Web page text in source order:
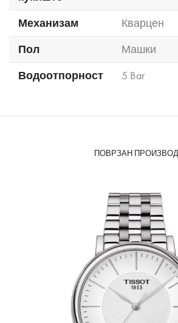
Механизам
Кварцен
Пол
Машки
Водоотпорност
5 Bar
ПОВРЗАН ПРОИЗВОД